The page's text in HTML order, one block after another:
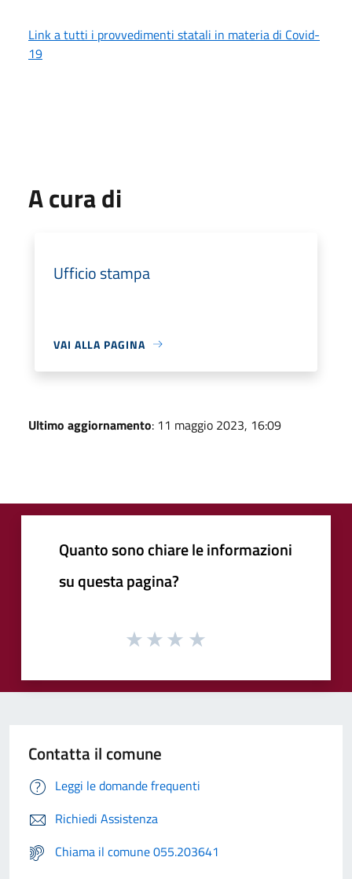
Link a tutti i provvedimenti statali in materia di Covid-
19
A cura di
Ufficio stampa
VAI ALLA PAGINA
Ultimo aggiornamento: 11 maggio 2023, 16:09
Quanto sono chiare le informazioni
su questa pagina?
Contatta il comune
Leggi le domande frequenti
Richiedi Assistenza
Chiama il comune 055.203641